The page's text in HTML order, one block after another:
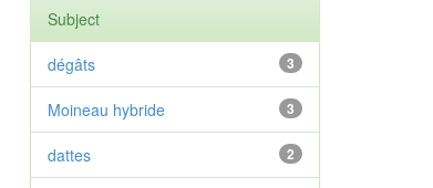
Subject
3
dégâts
3
Moineau hybride
2
dattes